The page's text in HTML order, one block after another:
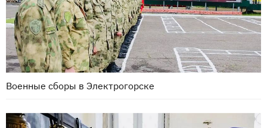
Военные сборы в Электрогорске